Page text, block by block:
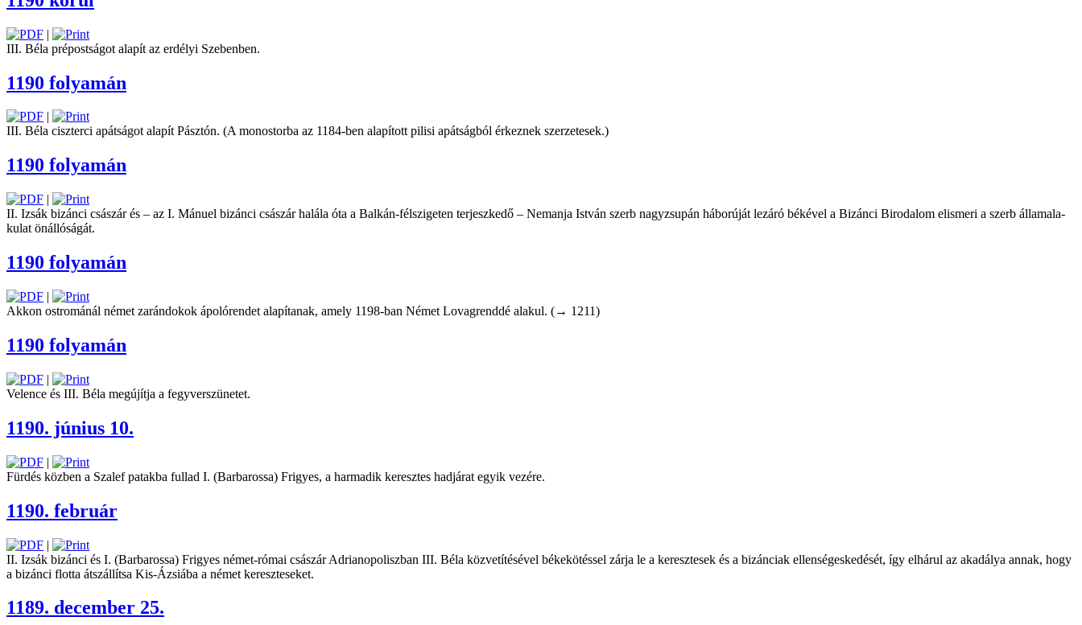
|
III. Béla prépostságot alapít az erdélyi ­Szebenben.
1190 folyamán
|
III. Béla ciszterci apátságot alapít Pásztón. (A monostorba az 1184-ben alapított pilisi apátságból ­érkeznek szerzetesek.)
1190 folyamán
|
II. Izsák bizánci császár és – az I. Mánuel bizánci császár halála óta a Balkán-félszigeten terjeszkedő – Nemanja István szerb nagyzsupán háborúját lezáró békével a Bizánci Birodalom elismeri a szerb ­államala­
kulat önállóságát.
1190 folyamán
|
Akkon ostrománál német zarándokok ápolórendet alapítanak, amely 1198-ban Német Lovagrenddé alakul. (→ 1211)
1190 folyamán
|
Velence és III. Béla megújítja a fegyverszünetet.
1190. június 10.
|
Fürdés közben a Szalef patakba fullad I. (Barbarossa) Frigyes, a harmadik keresztes hadjárat egyik vezére.
1190. február
|
II. Izsák bizánci és I. (Barbarossa) Frigyes német-római császár Adrianopoliszban III. Béla közvetítésével békekötéssel zárja le a keresztesek és a bizánciak ellenségeskedését, így elhárul az akadálya annak, hogy
a bizánci flotta átszállítsa Kis-Ázsiába a német kereszteseket.
1189. december 25.